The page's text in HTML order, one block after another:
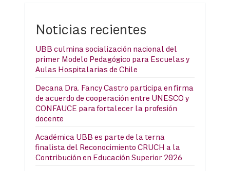
Noticias recientes
UBB culmina socialización nacional del
primer Modelo Pedagógico para Escuelas y
Aulas Hospitalarias de Chile
Decana Dra. Fancy Castro participa en firma
de acuerdo de cooperación entre UNESCO y
CONFAUCE para fortalecer la profesión
docente
Académica UBB es parte de la terna
finalista del Reconocimiento CRUCH a la
Contribución en Educación Superior 2026